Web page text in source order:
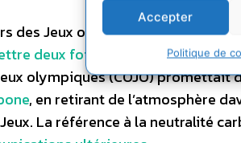
Accepter
Politique de
des Jeux olympiques et
deux fois moins de gaz à effet
olympiques (COJO) promettait
, en retirant de l’atmosphère
La référence à la neutralité